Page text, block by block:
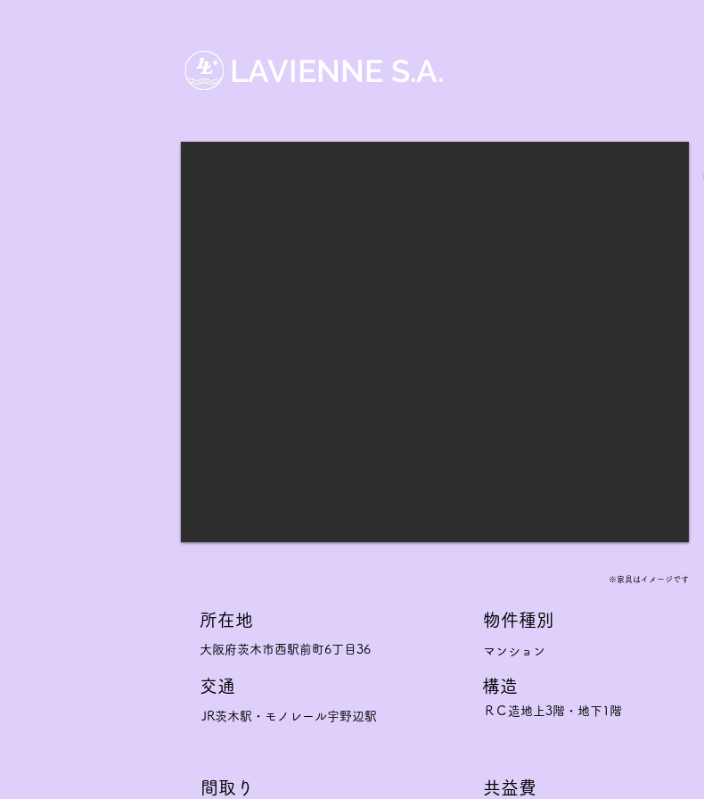
LAVIENNE S.A.
※家具はイメージです
​所在地
大阪府茨木市西駅前町6丁目36
交通
JR茨木駅・ モノレール宇野辺駅
物件種別
マンション
構造
ＲＣ造地上3階・地下1階
間取り ​共益費